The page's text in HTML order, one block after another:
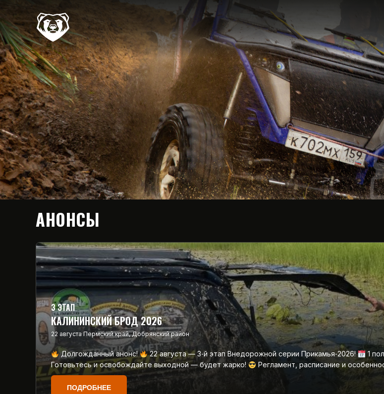
АНОНСЫ
3 ЭТАП
КАЛИНИНСКИЙ БРОД 2026
22 августа Пермский край, Добрянский район
Долгожданный анонс! 22 августа — 3‑й этап Внедорожной серии Прикамья‑2026! 1
Готовьтесь и освобождайте выходной — будет жарко!
Регламент, расписание и
ПОДРОБНЕЕ